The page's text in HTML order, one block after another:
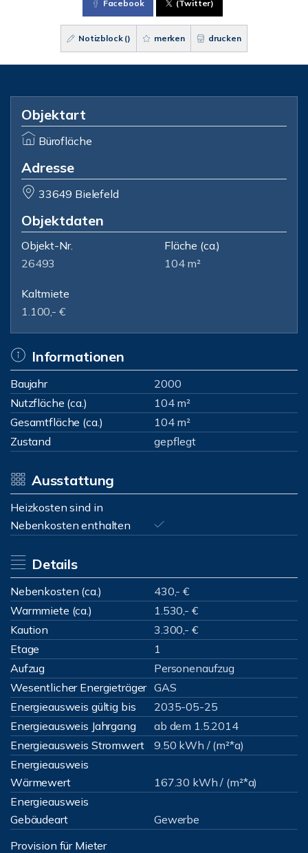
Facebook (Twitter)
Notizblock () merken drucken
Objektart
Bürofläche
Adresse
33649 Bielefeld
Objektdaten
Objekt-Nr.
26493
Fläche (ca.)
104 m²
Kaltmiete
1.100,- €
Informationen
Baujahr
2000
Nutzfläche (ca.)
104 m²
Gesamtfläche (ca.)
104 m²
Zustand
gepflegt
Ausstattung
Heizkosten sind in
Nebenkosten enthalten
Details
Nebenkosten (ca.)
430,- €
Warmmiete (ca.)
1.530,- €
Kaution
3.300,- €
Etage
1
Aufzug
Personenaufzug
Wesentlicher Energieträger GAS
Energieausweis gültig bis
2035-05-25
Energieausweis Jahrgang
ab dem 1.5.2014
Energieausweis Stromwert
9.50 kWh / (m²*a)
Energieausweis
Wärmewert
167.30 kWh / (m²*a)
Energieausweis
Gebäudeart
Gewerbe
Provision für Mieter